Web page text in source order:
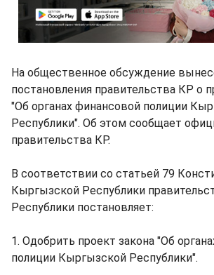
На общественное обсуждение
постановления правительства КР о
"Об органах финансовой полиции
Республики". Об этом сообщает
правительства КР.
В соответствии со статьей 79
Кыргызской Республики
Республики постановляет:
1. Одобрить проект закона "Об
полиции Кыргызской Республики".